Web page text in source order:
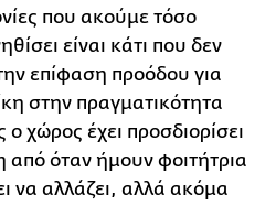
που ακούμε τόσο
είναι κάτι που δεν
επίφαση προόδου για
στην πραγματικότητα
ο χώρος έχει προσδιορίσει
από όταν ήμουν φοιτήτρια
να αλλάζει, αλλά ακόμα